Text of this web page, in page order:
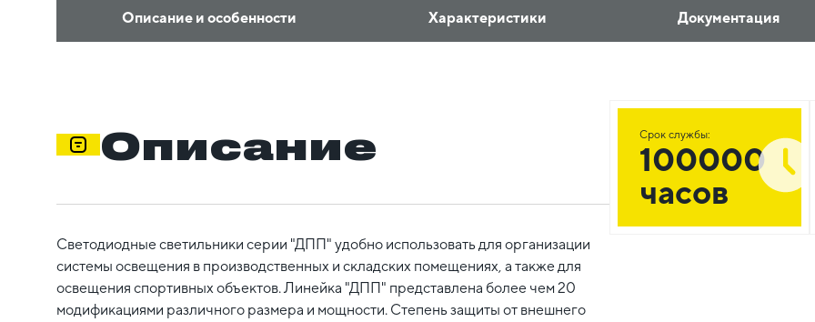
Описание и особенности Характеристики Документация
Описание
Светодиодные светильники серии "ДПП" удобно использовать для организации
системы освещения в производственных и складских помещениях, а также для
освещения спортивных объектов. Линейка "ДПП" представлена более чем 20
модификациями различного размера и мощности. Степень защиты от внешнего
Срок службы:
100000
часов